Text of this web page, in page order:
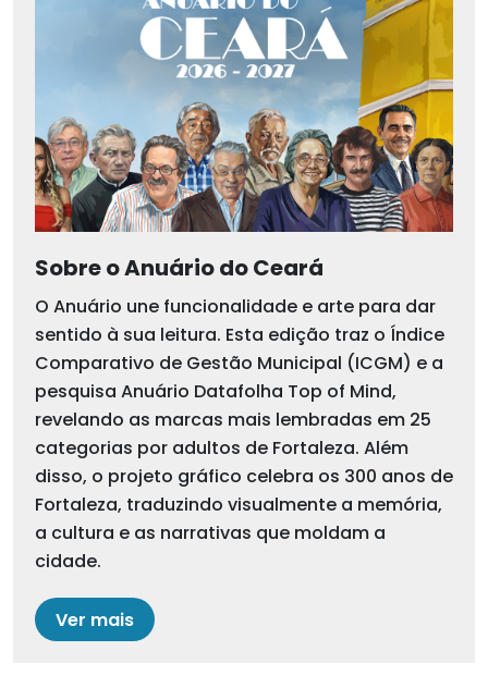
Sobre o Anuário do Ceará
O Anuário une funcionalidade e arte para dar
sentido à sua leitura. Esta edição traz o Índice
Comparativo de Gestão Municipal (ICGM) e a
pesquisa Anuário Datafolha Top of Mind,
revelando as marcas mais lembradas em 25
categorias por adultos de Fortaleza. Além
disso, o projeto gráfico celebra os 300 anos de
Fortaleza, traduzindo visualmente a memória,
a cultura e as narrativas que moldam a
cidade.
Ver mais